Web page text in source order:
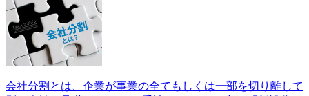
会社分割とは、企業が事業の全てもしくは一部を切り離して